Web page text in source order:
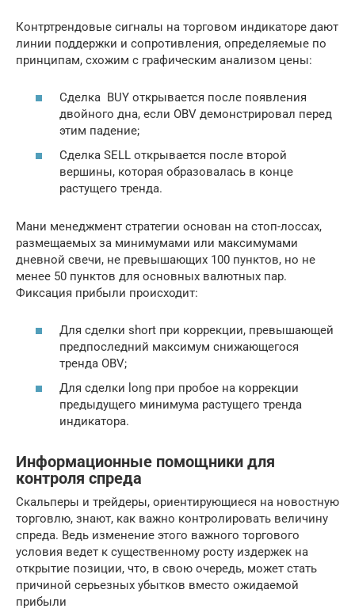
Контртрендовые сигналы на торговом индикаторе дают
линии поддержки и сопротивления, определяемые по
принципам, схожим с графическим анализом цены:
Сделка BUY открывается после появления
двойного дна, если OBV демонстрировал перед
этим падение;
Сделка SELL открывается после второй
вершины, которая образовалась в конце
растущего тренда.
Мани менеджмент стратегии основан на стоп-лоссах,
размещаемых за минимумами или максимумами
дневной свечи, не превышающих 100 пунктов, но не
менее 50 пунктов для основных валютных пар.
Фиксация прибыли происходит:
Для сделки short при коррекции, превышающей
предпоследний максимум снижающегося
тренда OBV;
Для сделки long при пробое на коррекции
предыдущего минимума растущего тренда
индикатора.
Информационные помощники для
контроля спреда
Скальперы и трейдеры, ориентирующиеся на новостную
торговлю, знают, как важно контролировать величину
спреда. Ведь изменение этого важного торгового
условия ведет к существенному росту издержек на
открытие позиции, что, в свою очередь, может стать
причиной серьезных убытков вместо ожидаемой
прибыли